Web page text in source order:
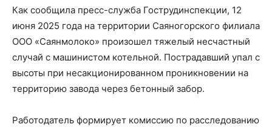
Как сообщила пресс-служба Гострудинспекции, 12
июня 2025 года на территории Саяногорского филиала
ООО «Саянмолоко» произошел тяжелый несчастный
случай с машинистом котельной. Пострадавший упал с
высоты при несакционированном проникновении на
территорию завода через бетонный забор.
Работодатель формирует комиссию по расследованию